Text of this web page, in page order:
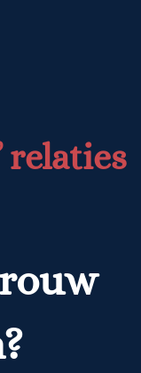
relaties